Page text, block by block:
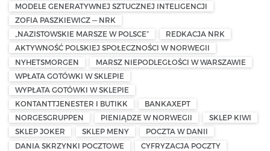
MODELE GENERATYWNEJ SZTUCZNEJ INTELIGENCJI
ZOFIA PASZKIEWICZ — NRK
„NAZISTOWSKIE MARSZE W POLSCE”
REDKACJA NRK
AKTYWNOŚĆ POLSKIEJ SPOŁECZNOŚCI W NORWEGII
NYHETSMORGEN
MARSZ NIEPODLEGŁOŚCI W WARSZAWIE
WPŁATA GOTÓWKI W SKLEPIE
WYPŁATA GOTÓWKI W SKLEPIE
KONTANTTJENESTER I BUTIKK
BANKAXEPT
NORGESGRUPPEN
PIENIĄDZE W NORWEGII
SKLEP KIWI
SKLEP JOKER
SKLEP MENY
POCZTA W DANII
DANIA SKRZYNKI POCZTOWE
CYFRYZACJA POCZTY